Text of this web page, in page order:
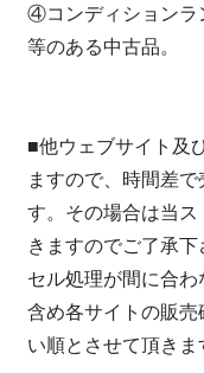
④コンディション
等のある中古品。
■他ウェブサイト及
ますので、時間差
す。その場合は当
きますのでご了承
セル処理が間に合
含め各サイトの販
い順とさせて頂きま